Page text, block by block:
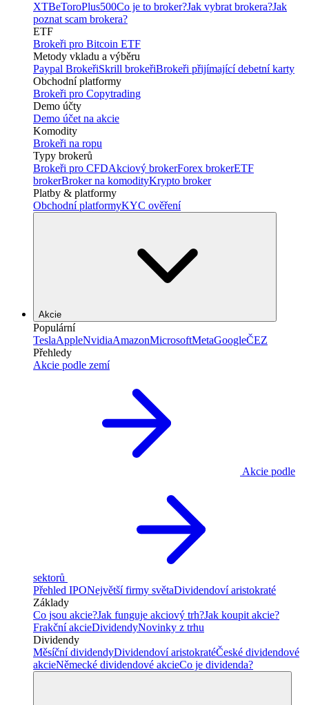
XTBeToroPlus500Co je to broker?Jak vybrat brokera?Jak
poznat scam brokera?
ETF
Brokeři pro Bitcoin ETF
Metody vkladu a výběru
Paypal BrokeřiSkrill brokeřiBrokeři přijímající debetní karty
Obchodní platformy
Brokeři pro Copytrading
Demo účty
Demo účet na akcie
Komodity
Brokeři na ropu
Typy brokerů
Brokeři pro CFDAkciový brokerForex brokerETF
brokerBroker na komodityKrypto broker
Platby & platformy
Obchodní platformyKYC ověření
Akcie
Populární
TeslaAppleNvidiaAmazonMicrosoftMetaGoogleČEZ
Přehledy
Akcie podle zemí
Akcie podle
sektorů
Přehled IPONejvětší firmy světaDividendoví aristokraté
Základy
Co jsou akcie?Jak funguje akciový trh?Jak koupit akcie?
Frakční akcieDividendyNovinky z trhu
Dividendy
Měsíční dividendyDividendoví aristokratéČeské dividendové
akcieNěmecké dividendové akcieCo je dividenda?